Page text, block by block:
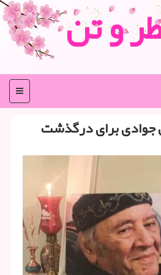
و تن
منو
برای درگذشت